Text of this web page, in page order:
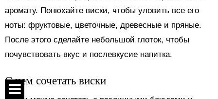
аромату. Понюхайте виски, чтобы уловить все его
ноты: фруктовые, цветочные, древесные и пряные.
После этого сделайте небольшой глоток, чтобы
почувствовать вкус и послевкусие напитка.
С чем сочетать виски